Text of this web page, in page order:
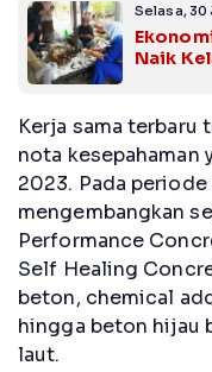
Selasa, 30
Naik
Kerja sama terbaru
nota kesepahaman
2023. Pada periode
mengembangkan
Performance
Self Healing
beton, chemical
hingga beton hijau
laut.